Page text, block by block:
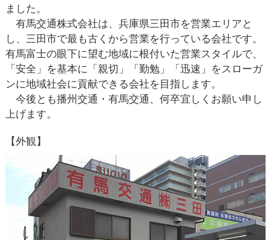
ました。
有馬交通株式会社は、兵庫県三田市を営業エリアと
し、三田市で最も古くから営業を行っている会社です。
有馬富士の眼下に望む地域に根付いた営業スタイルで、
「安全」を基本に「親切」「勤勉」「迅速」をスローガ
ンに地域社会に貢献できる会社を目指します。
今後とも播州交通・有馬交通、何卒宜しくお願い申し
上げます。
【外観】